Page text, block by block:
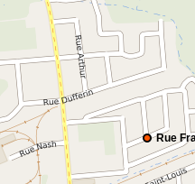
Rue